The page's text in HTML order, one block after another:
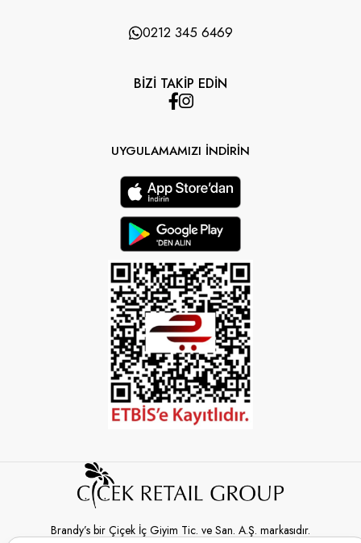
0212 345 6469
BİZİ TAKİP EDİN
UYGULAMAMIZI İNDİRİN
Brandy’s bir Çiçek İç Giyim Tic. ve San. A.Ş. markasıdır.